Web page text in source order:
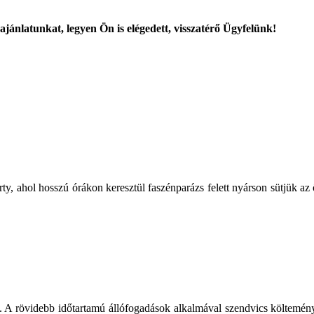
legyen Ön is elégedett, visszatérő Ügyfelünk!
ahol hosszú órákon keresztül faszénparázs felett nyárson sütjük
rövidebb időtartamú állófogadások alkalmával szendvics